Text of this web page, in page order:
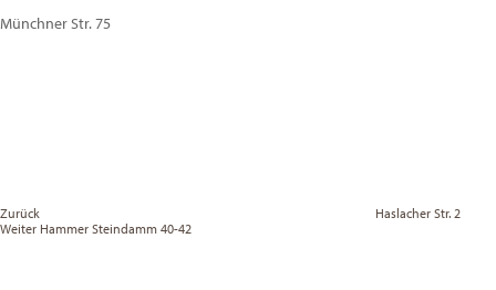
Münchner Str. 75
Zurück
Haslacher Str. 2
Vor
Weiter Hammer Steindamm 40-42